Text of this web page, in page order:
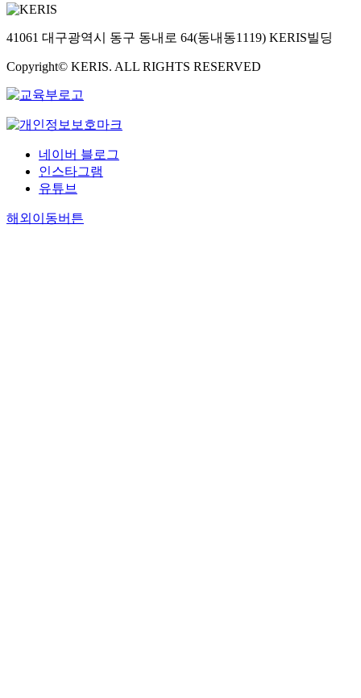
41061 대구광역시 동구 동내로 64(동내동1119) KERIS빌딩
Copyright© KERIS. ALL RIGHTS RESERVED
네이버 블로그
인스타그램
유튜브
해외이동버튼